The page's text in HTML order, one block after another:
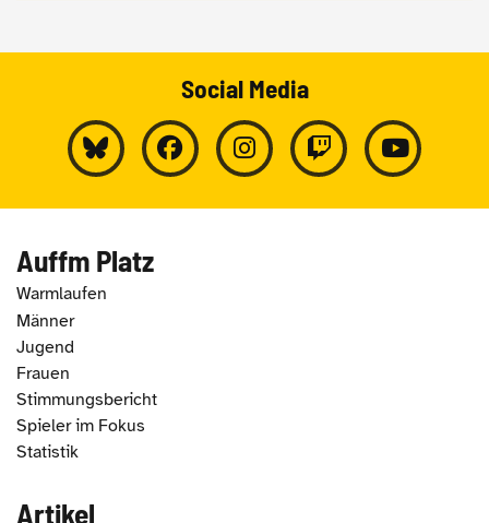
Social Media
Auffm Platz
Warmlaufen
Männer
Jugend
Frauen
Stimmungsbericht
Spieler im Fokus
Statistik
Artikel